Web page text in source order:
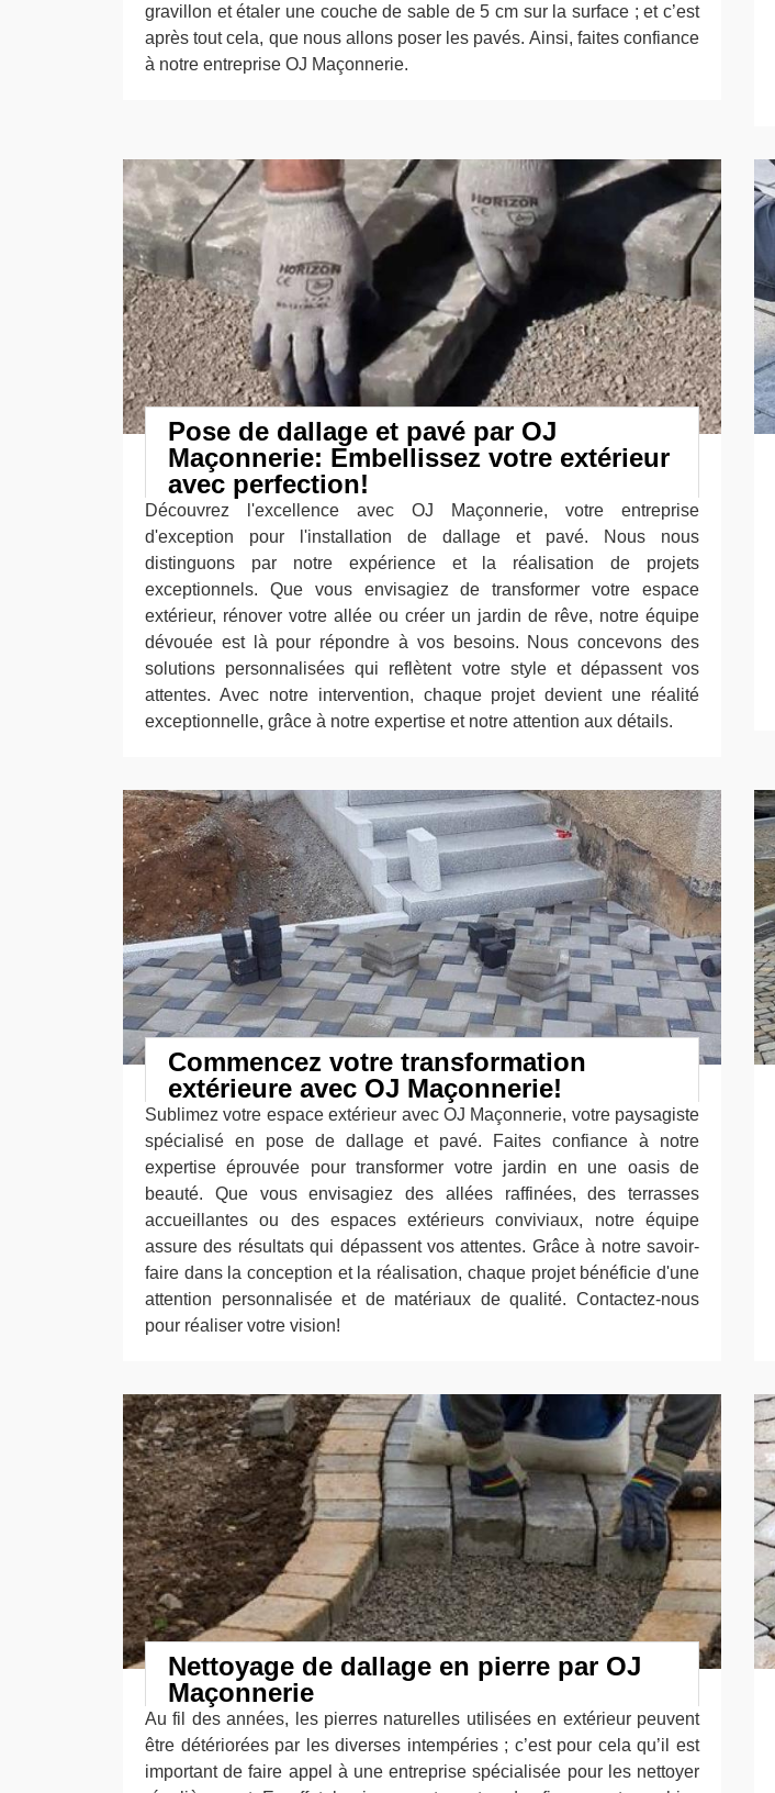
gravillon et étaler une couche de sable de 5 cm sur la surface ; et c’est
après tout cela, que nous allons poser les pavés. Ainsi, faites confiance
à notre entreprise OJ Maçonnerie.
Pose de dallage et pavé par OJ
Maçonnerie: Embellissez votre extérieur
avec perfection!
Découvrez l'excellence avec OJ Maçonnerie, votre entreprise
d'exception pour l'installation de dallage et pavé. Nous nous
distinguons par notre expérience et la réalisation de projets
exceptionnels. Que vous envisagiez de transformer votre espace
extérieur, rénover votre allée ou créer un jardin de rêve, notre équipe
dévouée est là pour répondre à vos besoins. Nous concevons des
solutions personnalisées qui reflètent votre style et dépassent vos
attentes. Avec notre intervention, chaque projet devient une réalité
exceptionnelle, grâce à notre expertise et notre attention aux détails.
Commencez votre transformation
extérieure avec OJ Maçonnerie!
Sublimez votre espace extérieur avec OJ Maçonnerie, votre paysagiste
spécialisé en pose de dallage et pavé. Faites confiance à notre
expertise éprouvée pour transformer votre jardin en une oasis de
beauté. Que vous envisagiez des allées raffinées, des terrasses
accueillantes ou des espaces extérieurs conviviaux, notre équipe
assure des résultats qui dépassent vos attentes. Grâce à notre savoir-
faire dans la conception et la réalisation, chaque projet bénéficie d'une
attention personnalisée et de matériaux de qualité. Contactez-nous
pour réaliser votre vision!
Nettoyage de dallage en pierre par OJ
Maçonnerie
Au fil des années, les pierres naturelles utilisées en extérieur peuvent
être détériorées par les diverses intempéries ; c’est pour cela qu’il est
important de faire appel à une entreprise spécialisée pour les nettoyer